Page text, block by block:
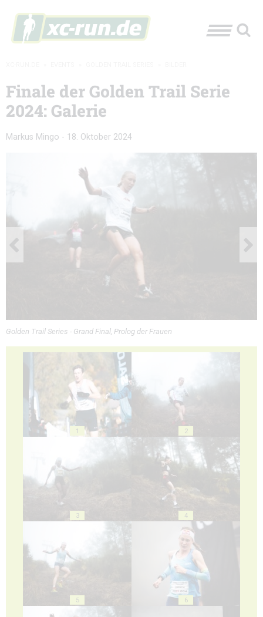
Finale der Golden Trail Serie
2024: Galerie
Markus Mingo - 18. Oktober 2024
Golden Trail Series - Grand Final, Prolog der Frauen
1 2
3 4
5 6